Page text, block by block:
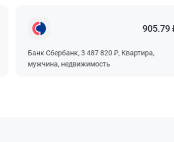
905.79 ₽
Банк Сбербанк, 3 487 820 ₽, Квартира,
мужчина, недвижимость